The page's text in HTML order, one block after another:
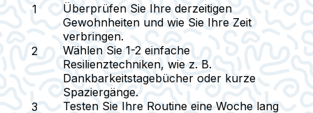
Überprüfen Sie Ihre derzeitigen
Gewohnheiten und wie Sie Ihre Zeit
verbringen.
Wählen Sie 1-2 einfache
Resilienztechniken, wie z. B.
Dankbarkeitstagebücher oder kurze
Spaziergänge.
Testen Sie Ihre Routine eine Woche lang